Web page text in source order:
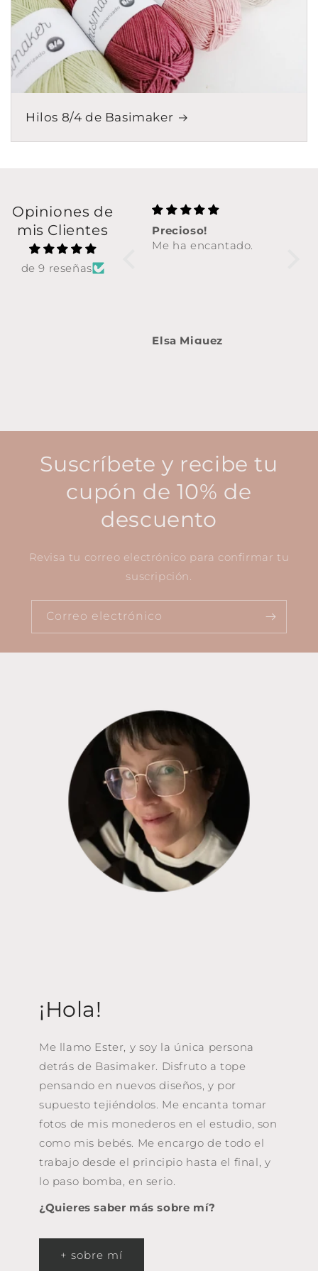
Hilos 8/4 de Basimaker
Opiniones de
mis Clientes
de 9 reseñas
Precioso!
Me ha encantado.
Elsa Miguez
Suscríbete y recibe tu
cupón de 10% de
descuento
Revisa tu correo electrónico para confirmar tu
suscripción.
Correo electrónico
¡Hola!
Me llamo Ester, y soy la única persona
detrás de Basimaker. Disfruto a tope
pensando en nuevos diseños, y por
supuesto tejiéndolos. Me encanta tomar
fotos de mis monederos en el estudio, son
como mis bebés. Me encargo de todo el
trabajo desde el principio hasta el final, y
lo paso bomba, en serio.
¿Quieres saber más sobre mí?
+ sobre mí